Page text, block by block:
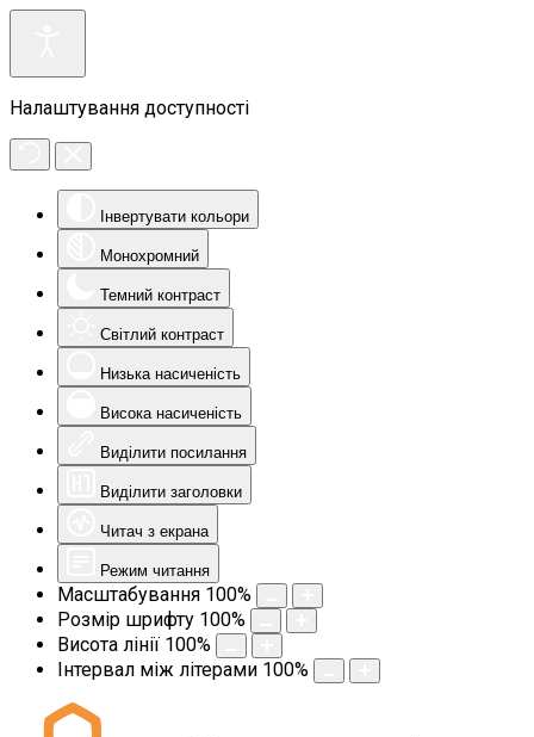
Налаштування доступності
Інвертувати кольори
Монохромний
Темний контраст
Світлий контраст
Низька насиченість
Висока насиченість
Виділити посилання
Виділити заголовки
Читач з екрана
Режим читання
Масштабування 100%
Розмір шрифту 100%
Висота лінії 100%
Інтервал між літерами 100%